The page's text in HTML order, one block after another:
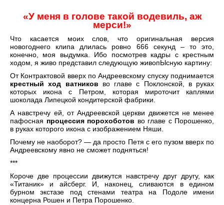
«У меня в голове такой водевиль, аж
мерси!»
Что касается моих слов, что оригинальная версия
новогоднего клипа длилась ровно 666 секунд – то это,
конечно, моя выдумка. Ибо посмотрев кадры с крестным
ходом, я живо представил следующую живопЫсную картину:
От Контрактовой вверх по Андреевскому спуску поднимается
крестный ход ватников во главе с Поклонской, в руках
которых икона с Петром, которая мироточит каплями
шоколада Липецкой кондитерской фабрики.
А навстречу ей, от Андреевской церкви движется не менее
пафосная процессия порохоботов во главе с Порошенко,
в руках которого икона с изображением Няши.
Почему не наоборот? — да просто Петя с его пузом вверх по
Андреевскому явно не сможет подняться!
***
Короче две процессии движутся навстречу друг другу, как
«Титаник» и айсберг. И, наконец, сливаются в едином
бурном экстазе под стенами театра на Подоле имени
концерна Рошен и Петра Порошенко.